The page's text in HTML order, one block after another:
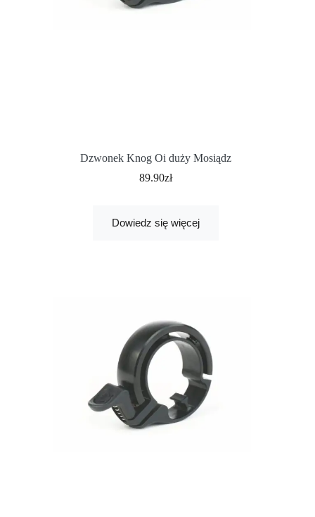
Dzwonek Knog Oi duży Mosiądz
89.90zł
Dowiedz się więcej